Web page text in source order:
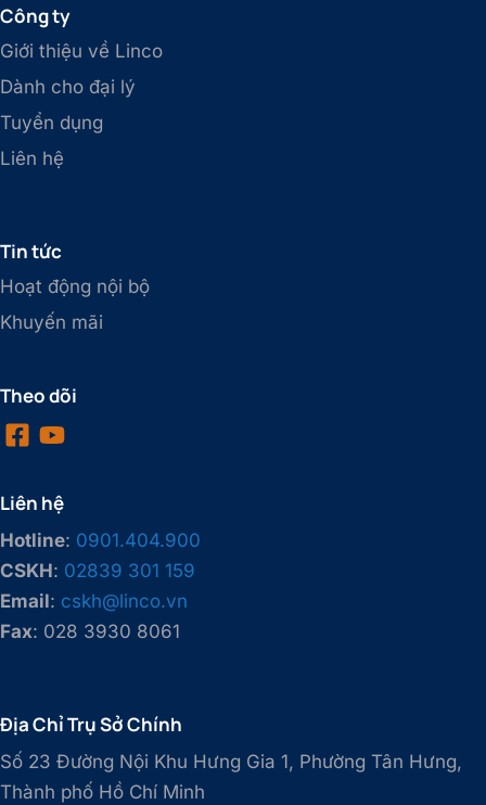
Công ty
Giới thiệu về Linco
Dành cho đại lý
Tuyển dụng
Liên hệ
Tin tức
Hoạt động nội bộ
Khuyến mãi
Theo dõi
Liên hệ
Hotline: 0901.404.900
CSKH: 02839 301 159
Email: cskh@linco.vn
Fax: 028 3930 8061
Địa Chỉ Trụ Sở Chính
Số 23 Đường Nội Khu Hưng Gia 1, Phường Tân Hưng,
Thành phố Hồ Chí Minh